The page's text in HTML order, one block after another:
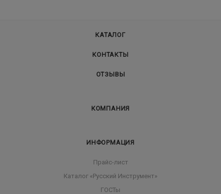
КАТАЛОГ
КОНТАКТЫ
ОТЗЫВЫ
КОМПАНИЯ
ИНФОРМАЦИЯ
Прайс-лист
Каталог «Русский Инструмент»
ГОСТы